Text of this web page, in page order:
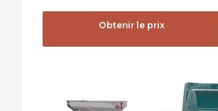
Obtenir le prix